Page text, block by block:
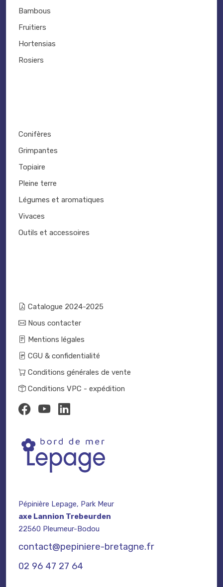
Bambous
Fruitiers
Hortensias
Rosiers
Conifères
Grimpantes
Topiaire
Pleine terre
Légumes et aromatiques
Vivaces
Outils et accessoires
Catalogue 2024-2025
Nous contacter
Mentions légales
CGU & confidentialité
Conditions générales de vente
Conditions VPC - expédition
Pépinière Lepage, Park Meur
axe Lannion Trebeurden
22560 Pleumeur-Bodou
contact@pepiniere-bretagne.fr
02 96 47 27 64